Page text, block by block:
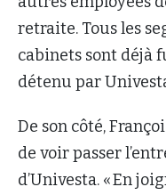
retraite. Tous les
cabinets sont déjà
détenu par
De son côté,
de voir passer
d’Univesta. « En